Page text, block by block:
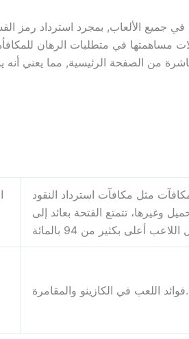
في جميع الألعاب, بمجرد استرداد
مساهمتها في متطلبات الرهان
من الصفحة الرئيسية, مما يعني
مثل مكافآت استرداد النقود
وغيرها، تتمتع الفتحة بعائد إلى
فوائد اللعب في الكازينو والمقامرة.